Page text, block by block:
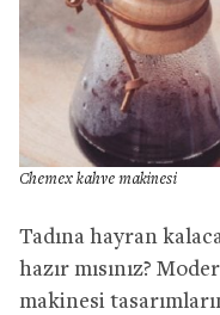
Chemex kahve makinesi
Tadına hayran
hazır mısınız?
makinesi